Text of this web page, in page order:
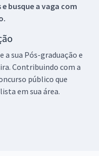
busque a vaga com
a sua Pós-graduação e
Contribuindo com a
público que
em sua área.